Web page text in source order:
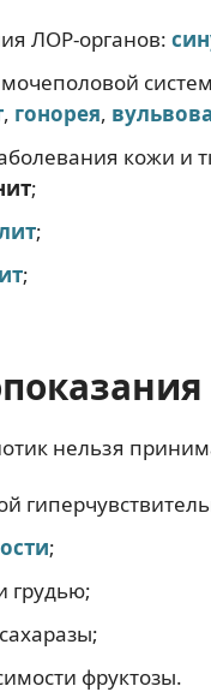
ЛОР-органов:
, гонорея,
кожи и
;
;
;
нельзя
;
грудью;
фруктозы.